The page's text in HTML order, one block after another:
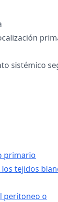
sistémico
primario
los tejidos
peritoneo o